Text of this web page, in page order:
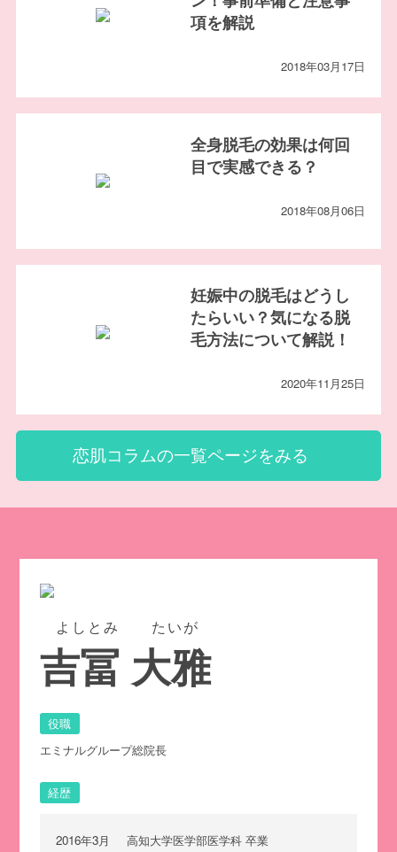
項を解説
2018年03月17日
全身脱毛の効果は何回
目で実感できる？
2018年08月06日
妊娠中の脱毛はどうし
たらいい？気になる脱
毛方法について解説！
2020年11月25日
恋肌コラムの一覧ページをみる
よしとみ たいが
吉冨 大雅
役職
エミナルグループ総院長
経歴
2016年3月
高知大学医学部医学科 卒業